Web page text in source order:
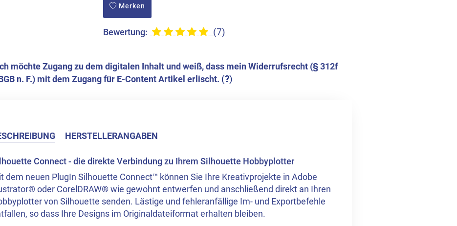
Merken
Bewertung: (7)
möchte Zugang zu dem digitalen Inhalt und weiß, dass mein Widerrufsrecht (§ 312f
n. F.) mit dem Zugang für E-Content Artikel erlischt. (?)
HERSTELLERANGABEN
Connect - die direkte Verbindung zu Ihrem Silhouette Hobbyplotter
dem neuen PlugIn Silhouette Connect™ können Sie Ihre Kreativprojekte in Adobe
oder CorelDRAW® wie gewohnt entwerfen und anschließend direkt an Ihren
von Silhouette senden. Lästige und fehleranfällige Im- und Exportbefehle
so dass Ihre Designs im Originaldateiformat erhalten bleiben.